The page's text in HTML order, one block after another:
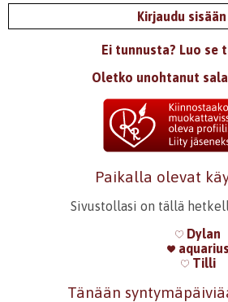
Kirjaudu sisään
Ei tunnusta? Luo se
Oletko unohtanut
Paikalla olevat
Sivustollasi on tällä
Dylan
aquarius
Tilli
Tänään